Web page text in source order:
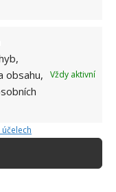
obsahu,
Vždy aktivní
LETADLO